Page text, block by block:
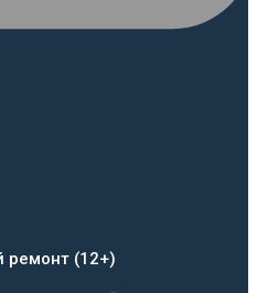
ремонт (12+)